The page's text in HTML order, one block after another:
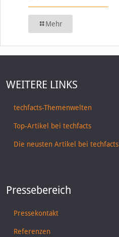
Mehr
WEITERE LINKS
techfacts-Themenwelten
Top-Artikel bei techfacts
Die neusten Artikel bei techfacts
Pressebereich
Pressekontakt
Referenzen